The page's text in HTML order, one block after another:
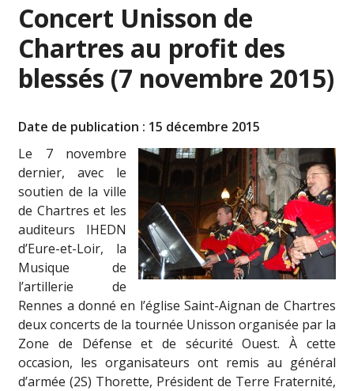
Concert Unisson de
Chartres au profit des
blessés (7 novembre 2015)
Date de publication : 15 décembre 2015
Le 7 novembre
dernier, avec le
soutien de la ville
de Chartres et les
auditeurs IHEDN
d’Eure-et-Loir, la
Musique de
l’artillerie de
Rennes a donné en l’église Saint-Aignan de Chartres
deux concerts de la tournée Unisson organisée par la
Zone de Défense et de sécurité Ouest. À cette
occasion, les organisateurs ont remis au général
d’armée (2S) Thorette, Président de Terre Fraternité,